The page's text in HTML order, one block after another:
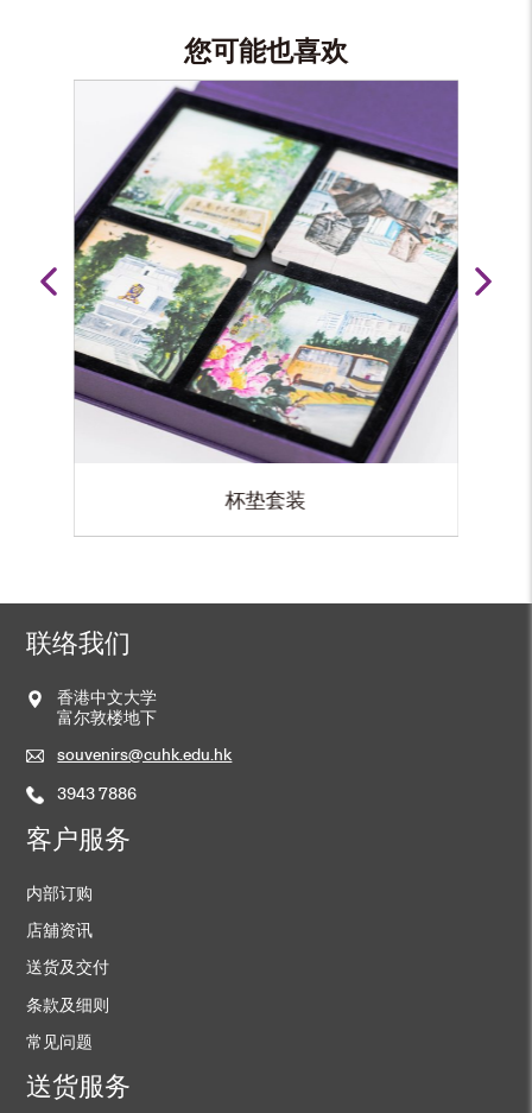
您可能也喜欢
不锈钢马克杯
联络我们
香港中文大学
富尔敦楼地下
souvenirs@cuhk.edu.hk
3943 7886
客户服务
内部订购
店舖资讯
送货及交付
条款及细则
常见问题
送货服务